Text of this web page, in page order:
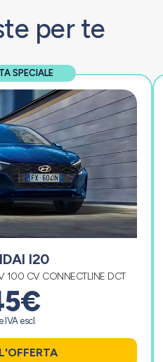
per te
SPECIALE
I20
100 CV CONNECTLINE DCT
IVA escl.